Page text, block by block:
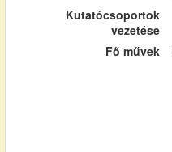
Kutatócsoportok
vezetése
Fő művek